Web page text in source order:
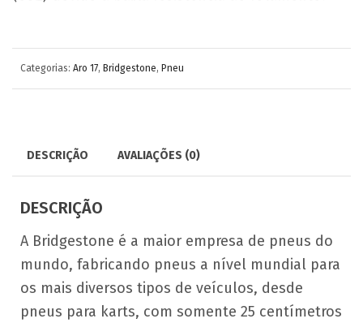
Categorias: Aro 17, Bridgestone, Pneu
DESCRIÇÃO AVALIAÇÕES (0)
DESCRIÇÃO
A Bridgestone é a maior empresa de pneus do
mundo, fabricando pneus a nível mundial para
os mais diversos tipos de veículos, desde
pneus para karts, com somente 25 centímetros